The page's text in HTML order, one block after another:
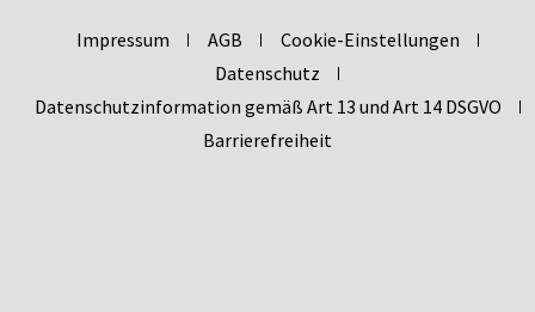
Impressum AGB
Cookie-Einstellungen
Datenschutz
Datenschutzinformation gemäß Art 13 und Art 14 DSGVO
Barrierefreiheit